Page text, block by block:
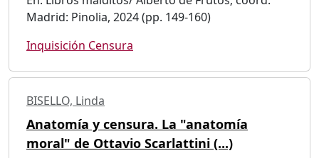
Madrid: Pinolia, 2024 (pp. 149-160)
Inquisición Censura
BISELLO, Linda
Anatomía y censura. La "anatomía
moral" de Ottavio Scarlattini (...)